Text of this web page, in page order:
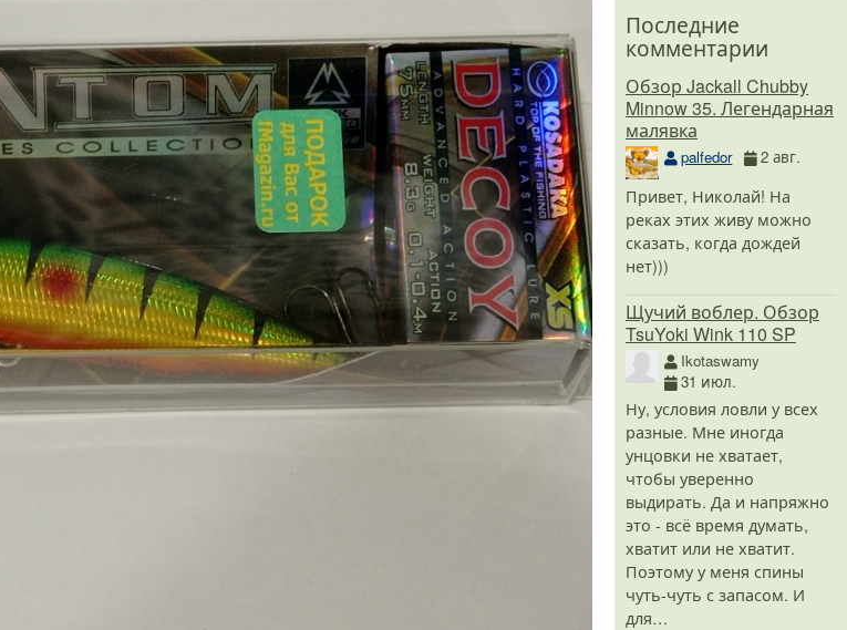
Последние
комментарии
Обзор Jackall Chubby
Minnow 35. Легендарная
малявка
palfedor 2 авг.
Привет, Николай! На
реках этих живу можно
сказать, когда дождей
нет)))
Щучий воблер. Обзор
TsuYoki Wink 110 SP
Ikotaswamy
31 июл.
Ну, условия ловли у всех
разные. Мне иногда
унцовки не хватает,
чтобы уверенно
выдирать. Да и напряжно
это - всё время думать,
хватит или не хватит.
Поэтому у меня спины
чуть-чуть с запасом. И
для…